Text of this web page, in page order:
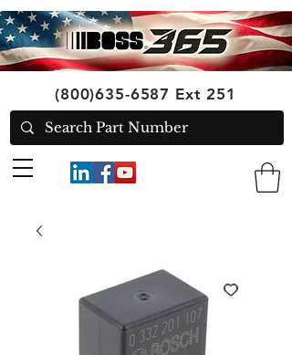
(800)635-6587 Ext 251